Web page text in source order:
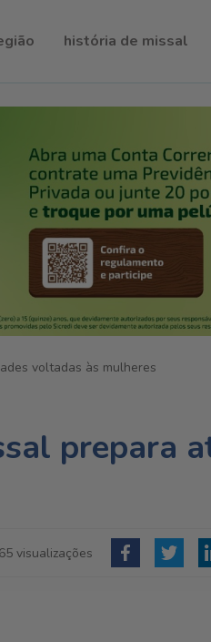
história de missal
voltadas às mulheres
prepara
visualizações